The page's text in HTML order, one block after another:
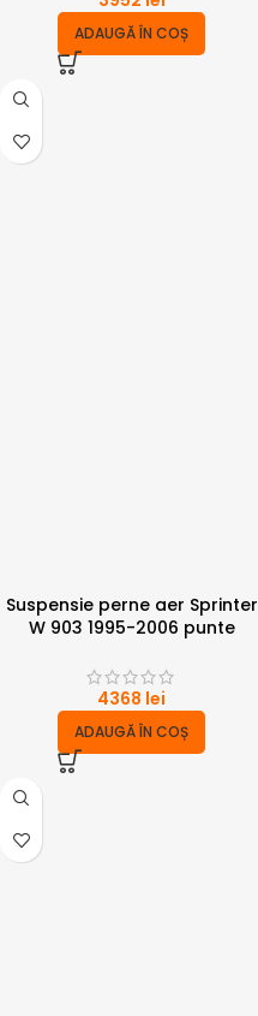
ADAUGĂ ÎN COȘ
Suspensie perne aer Sprinter
W 903 1995-2006 punte
4368 lei
ADAUGĂ ÎN COȘ